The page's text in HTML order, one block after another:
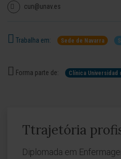
cun@unav.es
Trabalha em: Sede de Navarra
Forma parte de: Clínica Universidad
Ttrajetória
Diplomada em